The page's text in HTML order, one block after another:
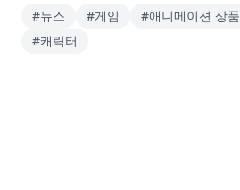
#뉴스
#게임 #애니메이션 상품
#캐릭터